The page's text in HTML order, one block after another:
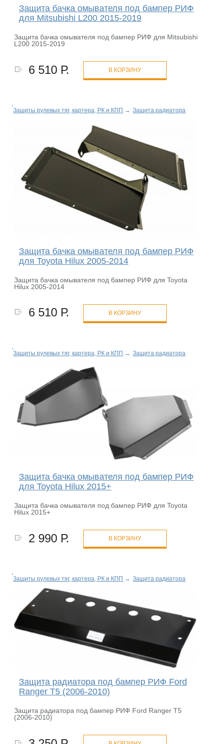
Защита бачка омывателя под бампер РИФ
для Mitsubishi L200 2015-2019
Защита бачка омывателя под бампер РИФ для Mitsubishi
L200 2015-2019
6 510 Р. В КОРЗИНУ
Защиты рулевых тяг, картера, РК и КПП → Защита радиатора
Защита бачка омывателя под бампер РИФ
для Toyota Hilux 2005-2014
Защита бачка омывателя под бампер РИФ для Toyota
Hilux 2005-2014
6 510 Р. В КОРЗИНУ
Защиты рулевых тяг, картера, РК и КПП → Защита радиатора
Защита бачка омывателя под бампер РИФ
для Toyota Hilux 2015+
Защита бачка омывателя под бампер РИФ для Toyota
Hilux 2015+
2 990 Р. В КОРЗИНУ
Защиты рулевых тяг, картера, РК и КПП → Защита радиатора
Защита радиатора под бампер РИФ Ford
Ranger T5 (2006-2010)
Защита радиатора под бампер РИФ Ford Ranger T5
(2006-2010)